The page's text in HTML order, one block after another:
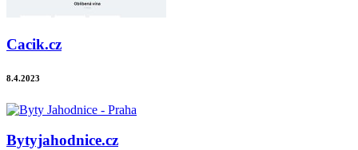
Cacik.cz
8.4.2023
Bytyjahodnice.cz